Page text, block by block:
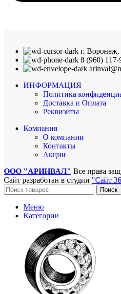
г. Воронеж,
8 (960) 117-
ИНФОРМАЦИЯ
Политика
Доставка и Оплата
Реквизиты
Компания
О компании
Контакты
Акции
ООО "АРИНВАЛ" Все права
Сайт разработан в студии "Сайт
Поиск
Меню
Категории